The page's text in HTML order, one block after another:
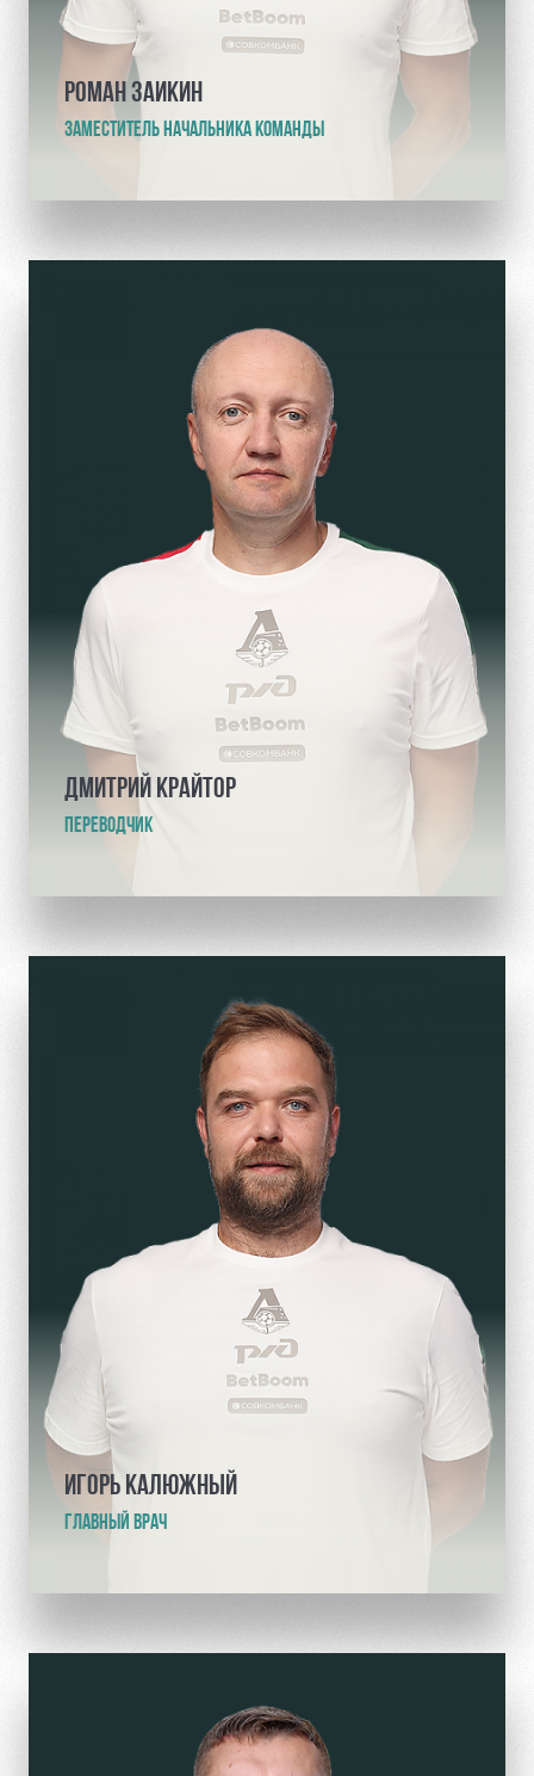
РОМАН ЗАИКИН
ЗАМЕСТИТЕЛЬ НАЧАЛЬНИКА КОМАНДЫ
ДМИТРИЙ КРАЙТОР
ПЕРЕВОДЧИК
ИГОРЬ КАЛЮЖНЫЙ
ГЛАВНЫЙ ВРАЧ